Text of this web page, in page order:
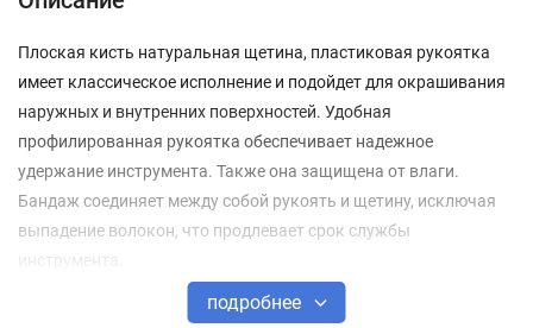
Плоская кисть натуральная щетина, пластиковая рукоятка
имеет классическое исполнение и подойдет для окрашивания
наружных и внутренних поверхностей. Удобная
профилированная рукоятка обеспечивает надежное
удержание инструмента. Также она защищена от влаги.
Бандаж соединяет между собой рукоять и щетину, исключая
выпадение волокон, что продлевает срок службы
инструмента.
Технические характеристики плоской кисти Korvus 0102615
подробнее